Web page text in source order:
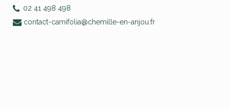
02 41 498 498
contact-camifolia@chemille-en-anjou.fr